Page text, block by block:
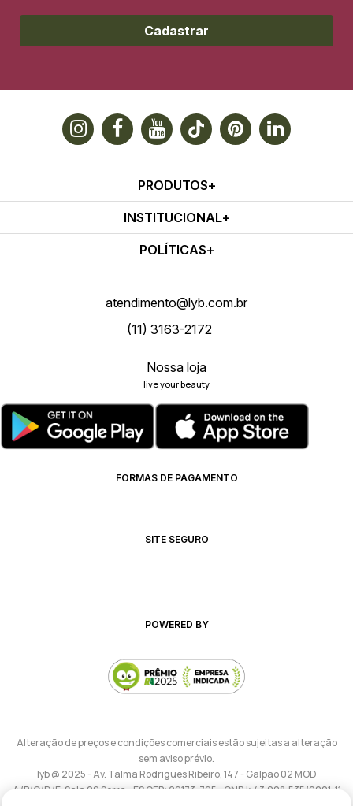
Cadastrar
PRODUTOS
INSTITUCIONAL
POLÍTICAS
atendimento@lyb.com.br
(11) 3163-2172
Nossa loja
live your beauty
FORMAS DE PAGAMENTO
SITE SEGURO
POWERED BY
Alteração de preços e condições comerciais estão sujeitas a alteração
sem aviso prévio.
lyb @ 2025 - Av. Talma Rodrigues Ribeiro, 147 - Galpão 02 MOD
A/B/C/D/E, Sala 09 Serra - ES CEP: 29173-795 - CNPJ: 43.008.535/0001-11